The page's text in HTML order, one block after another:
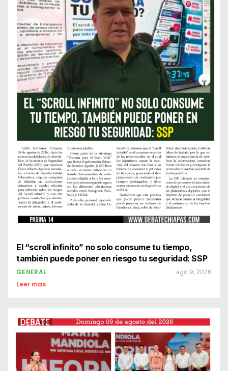
El “scroll infinito” no solo consume tu tiempo,
también puede poner en riesgo tu seguridad: SSP
GENERAL ago 9, 2026
Leer mas